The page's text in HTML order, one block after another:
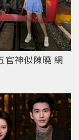
官神似陳曉 網